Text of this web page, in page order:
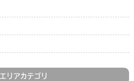
エリアカテゴリ